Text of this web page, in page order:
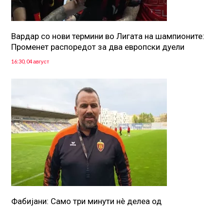
Вардар со нови термини во Лигата на шампионите:
Променет распоредот за два европски дуели
16:30, 04 август
Фабијани: Само три минути нè делеа од